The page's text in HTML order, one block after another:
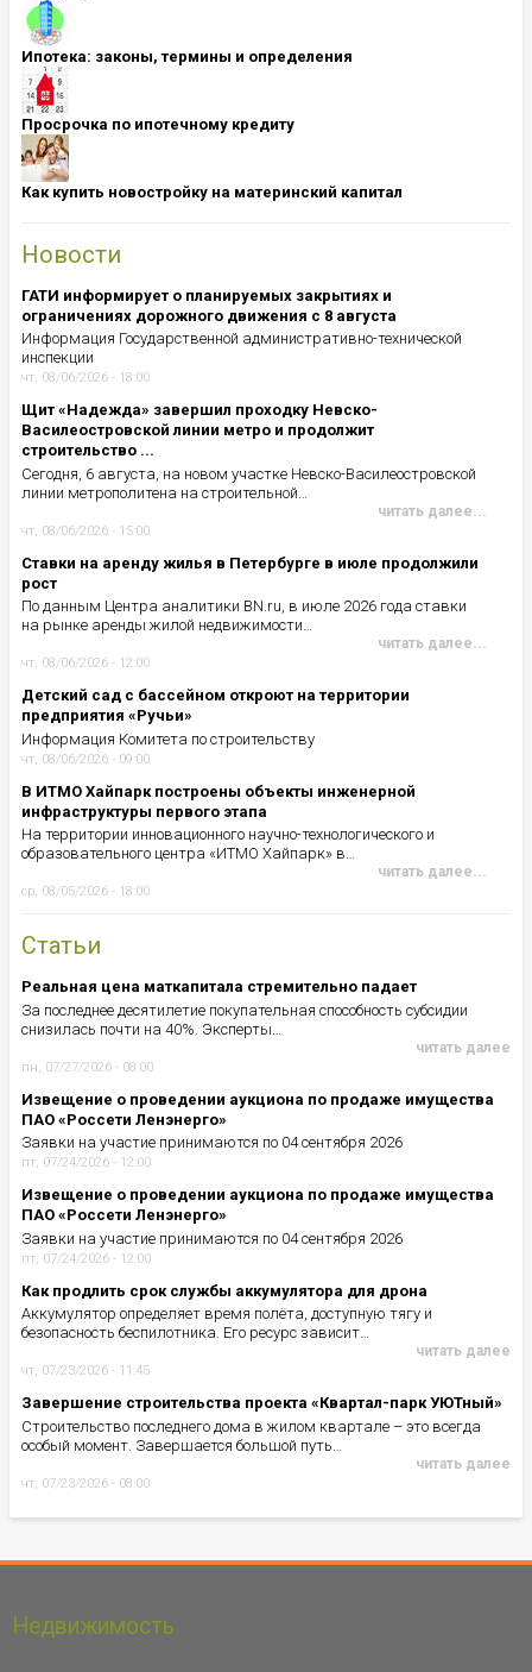
Ипотека: ​​​​​​​законы, термины и определения
Просрочка по ипотечному кредиту
Как купить новостройку на материнский капитал
Новости
ГАТИ информирует о планируемых закрытиях и
ограничениях дорожного движения с 8 августа
Информация Государственной административно-технической
инспекции
чт, 08/06/2026 - 18:00
Щит «Надежда» завершил проходку Невско-
Василеостровской линии метро и продолжит
строительство ...
Сегодня, 6 августа, на новом участке Невско-Василеостровской
линии метрополитена на строительной…
читать далее...
чт, 08/06/2026 - 15:00
Ставки на аренду жилья в Петербурге в июле продолжили
рост
По данным Центра аналитики BN.ru, в июле 2026 года ставки
на рынке аренды жилой недвижимости…
читать далее...
чт, 08/06/2026 - 12:00
Детский сад с бассейном откроют на территории
предприятия «Ручьи»
Информация Комитета по строительству
чт, 08/06/2026 - 09:00
В ИТМО Хайпарк построены объекты инженерной
инфраструктуры первого этапа
На территории инновационного научно-технологического и
образовательного центра «ИТМО Хайпарк» в…
читать далее...
ср, 08/05/2026 - 18:00
Статьи
Реальная цена маткапитала стремительно падает
За последнее десятилетие покупательная способность субсидии
снизилась почти на 40%. Эксперты…
читать далее
пн, 07/27/2026 - 08:00
Извещение о проведении аукциона по продаже имущества
ПАО «Россети Ленэнерго»
Заявки на участие принимаются по 04 сентября 2026
пт, 07/24/2026 - 12:00
Извещение о проведении аукциона по продаже имущества
ПАО «Россети Ленэнерго»
Заявки на участие принимаются по 04 сентября 2026
пт, 07/24/2026 - 12:00
Как продлить срок службы аккумулятора для дрона
Аккумулятор определяет время полёта, доступную тягу и
безопасность беспилотника. Его ресурс зависит…
читать далее
чт, 07/23/2026 - 11:45
Завершение строительства проекта «Квартал-парк УЮТный»
Строительство последнего дома в жилом квартале – это всегда
особый момент. Завершается большой путь…
читать далее
чт, 07/23/2026 - 08:00
Недвижимость